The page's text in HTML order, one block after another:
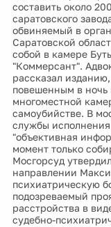
составить около
саратовского
обвиняемый в
Саратовской
собой в камере
"Коммерсант".
рассказал
повешенным в
многоместной
самоубийстве. В
службы
"объективная
момент только
Мосгорсуд
направлении
психиатрическую
подозреваемый
расстройства в
судебно-